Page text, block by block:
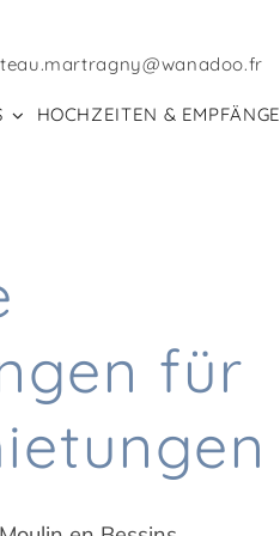
HOCHZEITEN & EMPFÄNGE
für